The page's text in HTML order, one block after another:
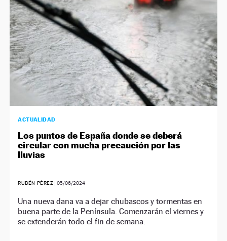
ACTUALIDAD
Los puntos de España donde se deberá
circular con mucha precaución por las
lluvias
RUBÉN PÉREZ |05/06/2024
Una nueva dana va a dejar chubascos y tormentas en
buena parte de la Península. Comenzarán el viernes y
se extenderán todo el fin de semana.